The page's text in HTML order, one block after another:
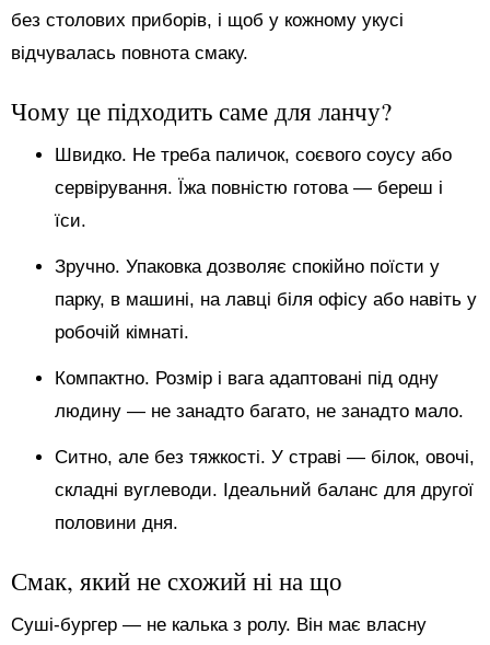
без столових приборів, і щоб у кожному укусі
відчувалась повнота смаку.
Чому це підходить саме для ланчу?
Швидко. Не треба паличок, соєвого соусу або
сервірування. Їжа повністю готова — береш і
їси.
Зручно. Упаковка дозволяє спокійно поїсти у
парку, в машині, на лавці біля офісу або навіть у
робочій кімнаті.
Компактно. Розмір і вага адаптовані під одну
людину — не занадто багато, не занадто мало.
Ситно, але без тяжкості. У страві — білок, овочі,
складні вуглеводи. Ідеальний баланс для другої
половини дня.
Смак, який не схожий ні на що
Суші-бургер — не калька з ролу. Він має власну